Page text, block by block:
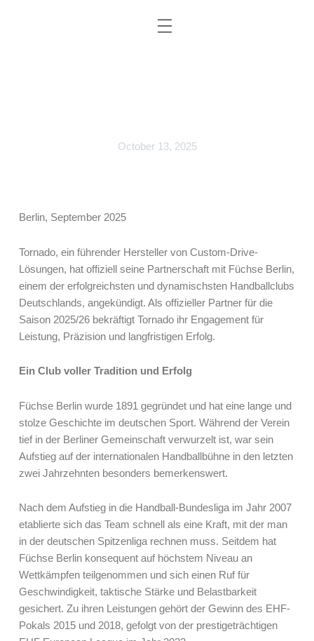
October 13, 2025
Berlin, September 2025
Tornado, ein führender Hersteller von Custom-Drive-
Lösungen, hat offiziell seine Partnerschaft mit Füchse Berlin,
einem der erfolgreichsten und dynamischsten Handballclubs
Deutschlands, angekündigt. Als offizieller Partner für die
Saison 2025/26 bekräftigt Tornado ihr Engagement für
Leistung, Präzision und langfristigen Erfolg.
Ein Club voller Tradition und Erfolg
Füchse Berlin wurde 1891 gegründet und hat eine lange und
stolze Geschichte im deutschen Sport. Während der Verein
tief in der Berliner Gemeinschaft verwurzelt ist, war sein
Aufstieg auf der internationalen Handballbühne in den letzten
zwei Jahrzehnten besonders bemerkenswert.
Nach dem Aufstieg in die Handball-Bundesliga im Jahr 2007
etablierte sich das Team schnell als eine Kraft, mit der man
in der deutschen Spitzenliga rechnen muss. Seitdem hat
Füchse Berlin konsequent auf höchstem Niveau an
Wettkämpfen teilgenommen und sich einen Ruf für
Geschwindigkeit, taktische Stärke und Belastbarkeit
gesichert. Zu ihren Leistungen gehört der Gewinn des EHF-
Pokals 2015 und 2018, gefolgt von der prestigeträchtigen